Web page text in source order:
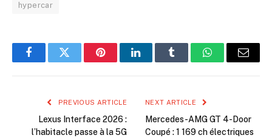
hypercar
FacebookTwitter PinterestLinkedInTumblr WhatsAppEmail
PREVIOUS ARTICLE
Lexus Interface 2026 :
l’habitacle passe à la 5G
NEXT ARTICLE
Mercedes-AMG GT 4-Door
Coupé : 1 169 ch électriques